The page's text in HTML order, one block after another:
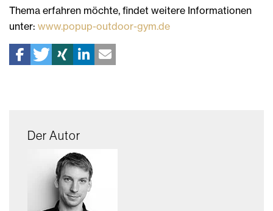
Thema erfahren möchte, findet weitere Informationen
unter: www.popup-outdoor-gym.de
Der Autor